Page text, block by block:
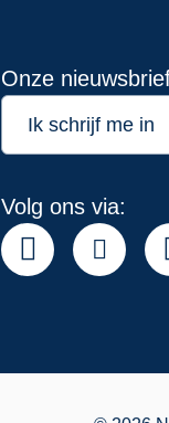
Onze
Ik schrijf me in
Volg ons via: